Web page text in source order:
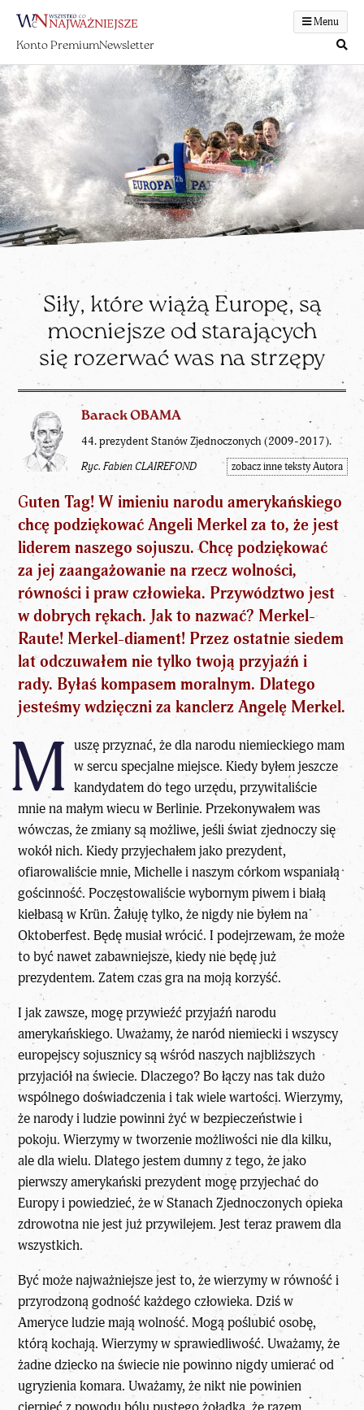
Menu
Konto PremiumNewsletter
Siły, które wiążą Europę, są
mocniejsze od starających
się rozerwać was na strzępy
Barack OBAMA
44. prezydent Stanów Zjednoczonych (2009-2017).
Ryc. Fabien CLAIREFOND zobacz inne teksty Autora
Guten Tag! W imieniu narodu amerykańskiego
chcę podziękować Angeli Merkel za to, że jest
liderem naszego sojuszu. Chcę podziękować
za jej zaangażowanie na rzecz wolności,
równości i praw człowieka. Przywództwo jest
w dobrych rękach. Jak to nazwać? Merkel-
Raute! Merkel-diament! Przez ostatnie siedem
lat odczuwałem nie tylko twoją przyjaźń i
rady. Byłaś kompasem moralnym. Dlatego
jesteśmy wdzięczni za kanclerz Angelę Merkel.
M uszę przyznać, że dla narodu niemieckiego mam
w sercu specjalne miejsce. Kiedy byłem jeszcze
kandydatem do tego urzędu, przywitaliście
mnie na małym wiecu w Berlinie. Przekonywałem was
wówczas, że zmiany są możliwe, jeśli świat zjednoczy się
wokół nich. Kiedy przyjechałem jako prezydent,
ofiarowaliście mnie, Michelle i naszym córkom wspaniałą
gościnność. Poczęstowaliście wybornym piwem i białą
kiełbasą w Krün. Żałuję tylko, że nigdy nie byłem na
Oktoberfest. Będę musiał wrócić. I podejrzewam, że może
to być nawet zabawniejsze, kiedy nie będę już
prezydentem. Zatem czas gra na moją korzyść.
I jak zawsze, mogę przywieźć przyjaźń narodu
amerykańskiego. Uważamy, że naród niemiecki i wszyscy
europejscy sojusznicy są wśród naszych najbliższych
przyjaciół na świecie. Dlaczego? Bo łączy nas tak dużo
wspólnego doświadczenia i tak wiele wartości. Wierzymy,
że narody i ludzie powinni żyć w bezpieczeństwie i
pokoju. Wierzymy w tworzenie możliwości nie dla kilku,
ale dla wielu. Dlatego jestem dumny z tego, że jako
pierwszy amerykański prezydent mogę przyjechać do
Europy i powiedzieć, że w Stanach Zjednoczonych opieka
zdrowotna nie jest już przywilejem. Jest teraz prawem dla
wszystkich.
Być może najważniejsze jest to, że wierzymy w równość i
przyrodzoną godność każdego człowieka. Dziś w
Ameryce ludzie mają wolność. Mogą poślubić osobę,
którą kochają. Wierzymy w sprawiedliwość. Uważamy, że
żadne dziecko na świecie nie powinno nigdy umierać od
ugryzienia komara. Uważamy, że nikt nie powinien